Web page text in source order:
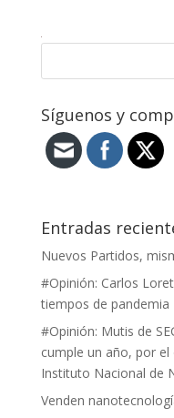
Síguenos y
Entradas
Nuevos Partidos,
#Opinión: Carlos
tiempos de pandemia
#Opinión: Mutis de
cumple un año, por
Instituto Nacional de
Venden